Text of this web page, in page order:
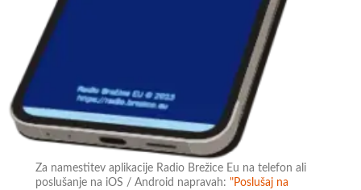
Za namestitev aplikacije Radio Brežice Eu na telefon ali
poslušanje na iOS / Android napravah:"Poslušaj na